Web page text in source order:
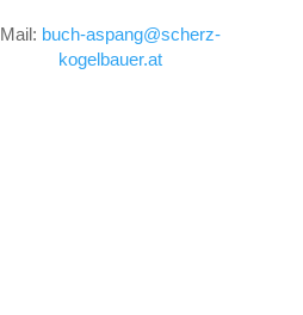
Mail: buch-aspang@scherz-
kogelbauer.at